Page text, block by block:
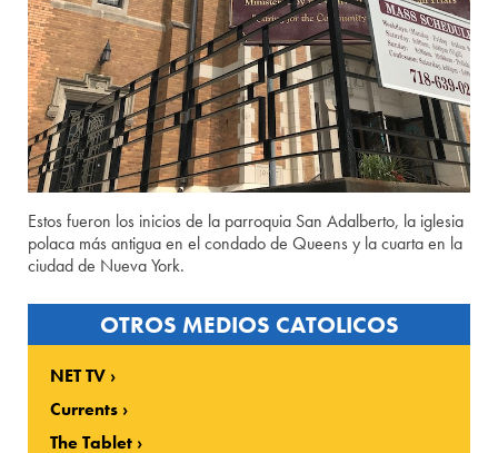
Estos fueron los inicios de la parroquia San Adalberto, la iglesia
polaca más antigua en el condado de Queens y la cuarta en la
ciudad de Nueva York.
OTROS MEDIOS CATOLICOS
NET TV
Currents
The Tablet